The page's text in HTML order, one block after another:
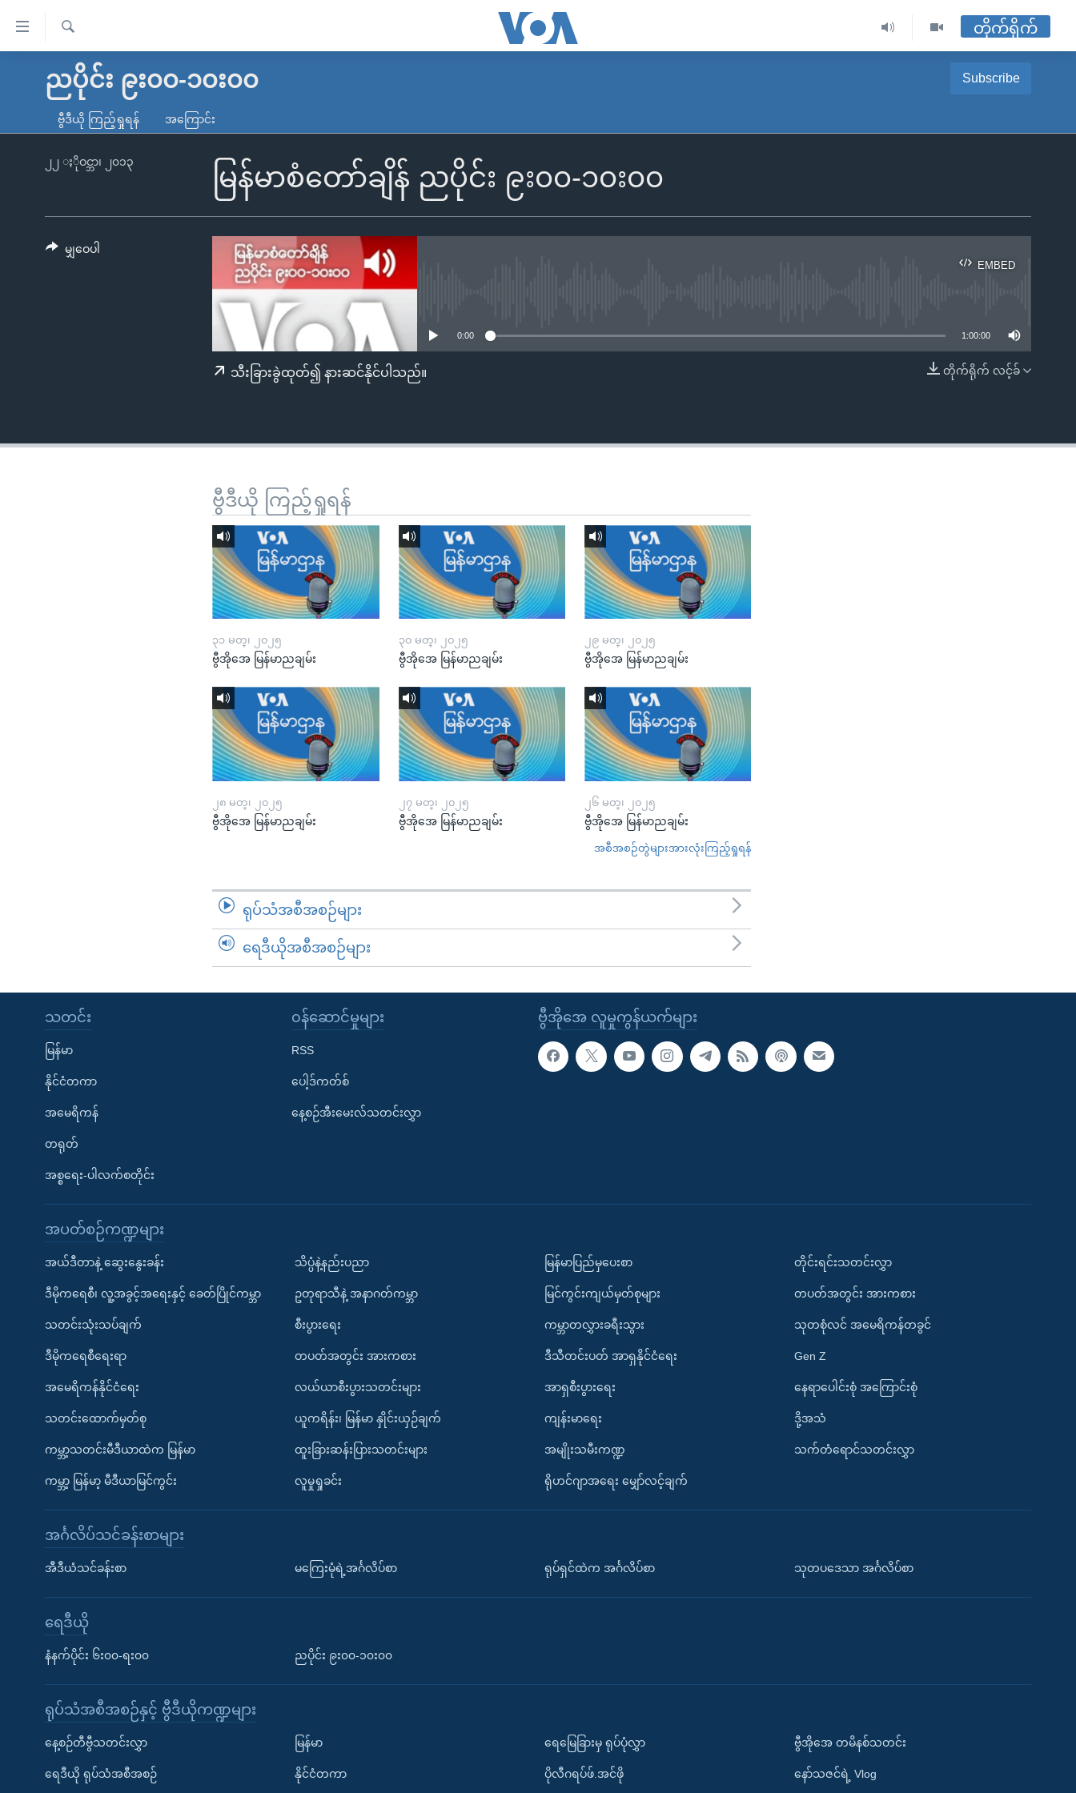
လွယ်ကူ
သည့်
ကျော်
မူလစာမျက်နှာ
ကမ္ဘာ့သတင်းများ
နိုင်ငံတကာ
တရုတ်
အစ္စရေး-ပါလက်စတိုင်း
ရပ်ဝန်းတခု လမ်းတခု အလွန်
အင်္ဂလိပ်စာလေ့လာမယ်
ရ
လာ
တိုက်ရိုက်
ညပိုင်း ၉း၀၀-၁၀း၀၀ Subscribe
Apple Podcasts
Spotify
ဗွီဒီယို ကြည့်ရှုရန် အကြောင်း
မြန်မာစံတော်ချိန် ညပိုင်း ၉း၀၀-၁၀း၀၀
၂၂ ႏိုဝင္ဘာ၊ ၂၀၁၃
EMBED
EMBED
0:00 1:00:00
တိုက်ရိုက် လင့်ခ်
သီးခြားခွဲထုတ်၍ နားဆင်နိုင်ပါသည်။
မျှဝေပါ
ဗွီဒီယို ကြည့်ရှုရန်
၃၁ မတ္၊ ၂၀၂၅
ဗွီအိုအေ မြန်မာညချမ်း
၃၀ မတ္၊ ၂၀၂၅
ဗွီအိုအေ မြန်မာညချမ်း
၂၉ မတ္၊ ၂၀၂၅
ဗွီအိုအေ မြန်မာညချမ်း
၂၈ မတ္၊ ၂၀၂၅
ဗွီအိုအေ မြန်မာညချမ်း
၂၇ မတ္၊ ၂၀၂၅
ဗွီအိုအေ မြန်မာညချမ်း
၂၆ မတ္၊ ၂၀၂၅
ဗွီအိုအေ မြန်မာညချမ်း
အစီအစဉ်တွဲများအားလုံးကြည့်ရှုရန်
ရုပ်သံအစီအစဉ်များ
ရေဒီယိုအစီအစဉ်များ
ဗွီအိုအေ လူမှုကွန်ယက်များ
သတင်း
မြန်မာ
နိုင်ငံတကာ
အမေရိကန်
တရုတ်
အစ္စရေး-ပါလက်စတိုင်း
၀န်ဆောင်မှုများ
RSS
ပေါ့ဒ်ကတ်စ်
နေ့စဉ်အီးမေးလ်သတင်းလွှာ
အပတ်စဉ်ကဏ္ဍများ
အယ်ဒီတာနဲ့ ဆွေးနွေးခန်း
ဒီမိုကရေစီ၊ လူ့အခွင့်အရေးနှင့် ခေတ်ပြိုင်ကမ္ဘာ
သတင်းသုံးသပ်ချက်
ဒီမိုကရေစီရေးရာ
အမေရိကန်နိုင်ငံရေး
သတင်းထောက်မှတ်စု
ကမ္ဘာ့သတင်းမီဒီယာထဲက မြန်မာ
ကမ္ဘာ့ မြန်မာ့ မီဒီယာမြင်ကွင်း
သိပ္ပံနဲ့နည်းပညာ
ဥတုရာသီနဲ့ အနာဂတ်ကမ္ဘာ
စီးပွားရေး
တပတ်အတွင်း အားကစား
လယ်ယာစီးပွားသတင်းများ
ယူကရိန်း၊ မြန်မာ နှိုင်းယှဉ်ချက်
ထူးခြားဆန်းပြားသတင်းများ
လူမှုရှုခင်း
မြန်မာပြည်မှပေးစာ
မြင်ကွင်းကျယ်မှတ်စုများ
ကမ္ဘာတလွှားခရီးသွား
ဒီသီတင်းပတ် အာရှနိုင်ငံရေး
အာရှစီးပွားရေး
ကျန်းမာရေး
အမျိုးသမီးကဏ္ဍ
ရိုဟင်ဂျာအရေး မျှော်လင့်ချက်
တိုင်းရင်းသတင်းလွှာ
တပတ်အတွင်း အားကစား
သုတစုံလင် အမေရိကန်တခွင်
Gen Z
နေရာပေါင်းစုံ အကြောင်းစုံ
ဒို့အသံ
သက်တံရောင်သတင်းလွှာ
အင်္ဂလိပ်သင်ခန်းစာများ
အီဒီယံသင်ခန်းစာ မကြေးမုံရဲ့အင်္ဂလိပ်စာ ရုပ်ရှင်ထဲက အင်္ဂလိပ်စာ သုတပဒေသာ အင်္ဂလိပ်စာ
ရေဒီယို
နံနက်ပိုင်း ၆း၀၀-ရး၀၀ ညပိုင်း ၉း၀၀-၁၀း၀၀
ရုပ်သံအစီအစဉ်နှင့် ဗွီဒီယိုကဏ္ဍများ
နေ့စဉ်တီဗွီသတင်းလွှာ
ရေဒီယို ရုပ်သံအစီအစဉ်
မြန်မာ
နိုင်ငံတကာ
ရေမြေခြားမှ ရုပ်ပုံလွှာ
ပိုလီဂရပ်ဖ်.အင်ဖို
ဗွီအိုအေ တမိနစ်သတင်း
နော်သဇင်ရဲ့ Vlog